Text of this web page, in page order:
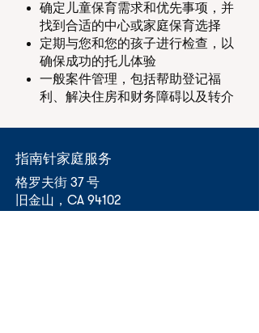
确定儿童保育需求和优先事项，并
找到合适的中心或家庭保育选择
定期与您和您的孩子进行检查，以
确保成功的托儿体验
一般案件管理，包括帮助登记福
利、解决住房和财务障碍以及转介
指南针家庭服务
格罗夫街 37 号
旧金山，CA 94102